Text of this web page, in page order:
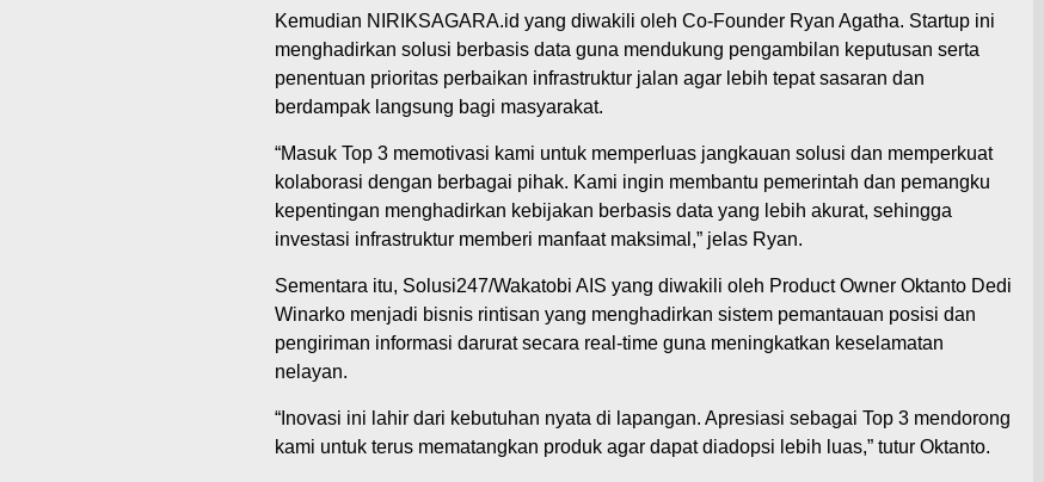
Kemudian NIRIKSAGARA.id yang diwakili oleh Co-Founder Ryan Agatha. Startup ini
menghadirkan solusi berbasis data guna mendukung pengambilan keputusan serta
penentuan prioritas perbaikan infrastruktur jalan agar lebih tepat sasaran dan
berdampak langsung bagi masyarakat.
“Masuk Top 3 memotivasi kami untuk memperluas jangkauan solusi dan memperkuat
kolaborasi dengan berbagai pihak. Kami ingin membantu pemerintah dan pemangku
kepentingan menghadirkan kebijakan berbasis data yang lebih akurat, sehingga
investasi infrastruktur memberi manfaat maksimal,” jelas Ryan.
Sementara itu, Solusi247/Wakatobi AIS yang diwakili oleh Product Owner Oktanto Dedi
Winarko menjadi bisnis rintisan yang menghadirkan sistem pemantauan posisi dan
pengiriman informasi darurat secara real-time guna meningkatkan keselamatan
nelayan.
“Inovasi ini lahir dari kebutuhan nyata di lapangan. Apresiasi sebagai Top 3 mendorong
kami untuk terus mematangkan produk agar dapat diadopsi lebih luas,” tutur Oktanto.